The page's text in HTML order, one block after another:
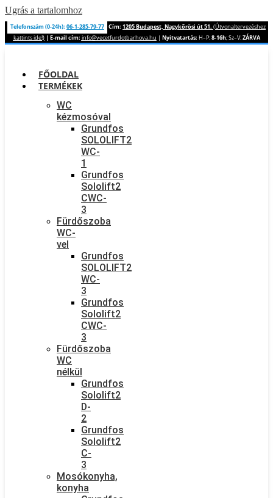
Ugrás a tartalomhoz
Telefonszám (0-24h): 06-1-285-79-77 Cím: 1205 Budapest, Nagykőrösi út 51. (Útvonaltervezéshez
kattints ide!) | E-mail cím: info@vecetfurdotbarhova.hu | Nyitvatartás: H–P:8-16h; Sz–V:ZÁRVA
FŐOLDAL
TERMÉKEK
WC
kézmosóval
Grundfos
SOLOLIFT2
WC-
1
Grundfos
Sololift2
CWC-
3
Fürdőszoba
WC-
vel
Grundfos
SOLOLIFT2
WC-
3
Grundfos
Sololift2
CWC-
3
Fürdőszoba
WC
nélkül
Grundfos
Sololift2
D-
2
Grundfos
Sololift2
C-
3
Mosókonyha,
konyha